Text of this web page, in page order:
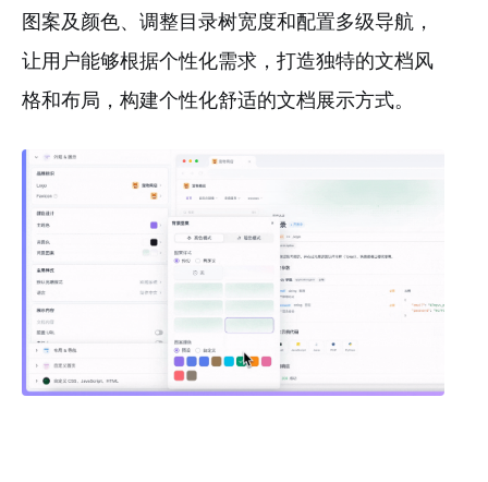
图案及颜色、调整目录树宽度和配置多级导航，
让用户能够根据个性化需求，打造独特的文档风
格和布局，构建个性化舒适的文档展示方式。